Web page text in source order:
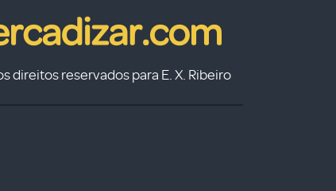
direitos reservados para E. X. Ribeiro